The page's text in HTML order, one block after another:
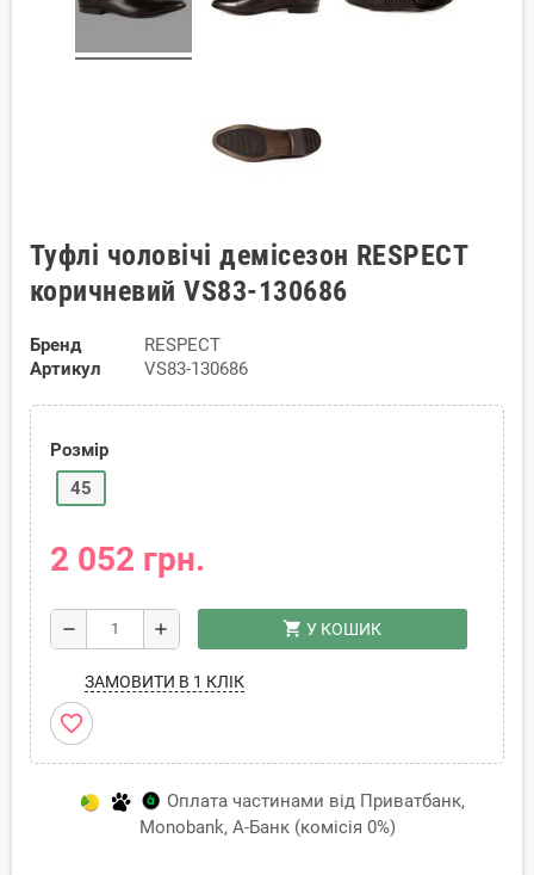
Туфлі чоловічі демісезон RESPECT
коричневий VS83-130686
Бренд
RESPECT
Артикул
VS83-130686
Розмір
45
2 052 грн.
remove add shopping_cart У КОШИК
ЗАМОВИТИ В 1 КЛІК
favorite_border
Оплата частинами від Приватбанк,
Monobank, А-Банк (комісія 0%)